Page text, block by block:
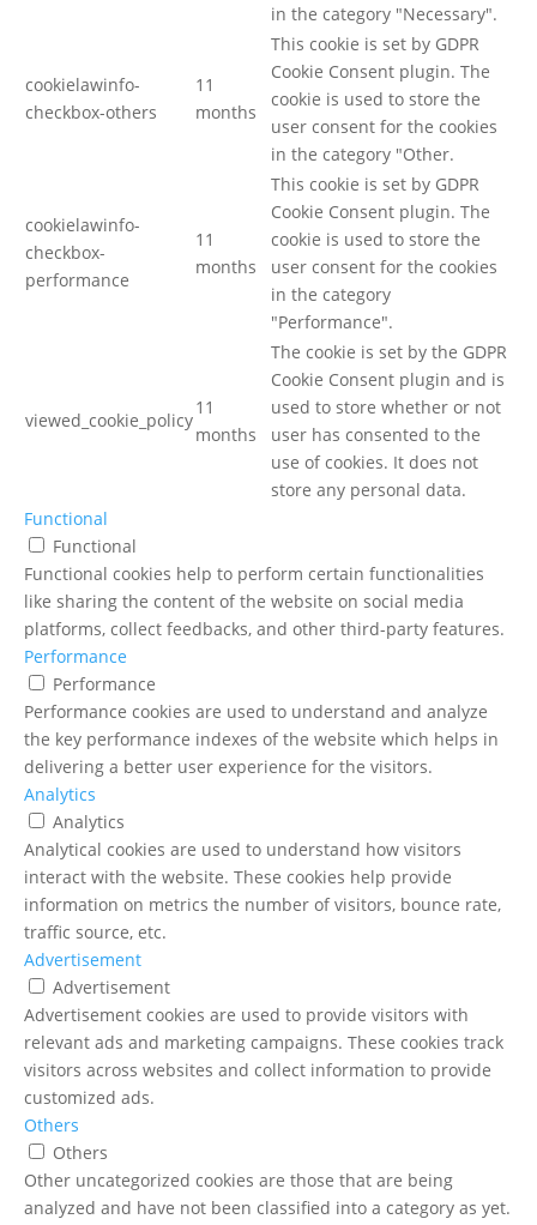
in the category "Necessary".
cookielawinfo-
checkbox-others
11
months
This cookie is set by GDPR
Cookie Consent plugin. The
cookie is used to store the
user consent for the cookies
in the category "Other.
cookielawinfo-
checkbox-
performance
11
months
This cookie is set by GDPR
Cookie Consent plugin. The
cookie is used to store the
user consent for the cookies
in the category
"Performance".
viewed_cookie_policy
11
months
The cookie is set by the GDPR
Cookie Consent plugin and is
used to store whether or not
user has consented to the
use of cookies. It does not
store any personal data.
Functional
Functional
Functional cookies help to perform certain functionalities
like sharing the content of the website on social media
platforms, collect feedbacks, and other third-party features.
Performance
Performance
Performance cookies are used to understand and analyze
the key performance indexes of the website which helps in
delivering a better user experience for the visitors.
Analytics
Analytics
Analytical cookies are used to understand how visitors
interact with the website. These cookies help provide
information on metrics the number of visitors, bounce rate,
traffic source, etc.
Advertisement
Advertisement
Advertisement cookies are used to provide visitors with
relevant ads and marketing campaigns. These cookies track
visitors across websites and collect information to provide
customized ads.
Others
Others
Other uncategorized cookies are those that are being
analyzed and have not been classified into a category as yet.